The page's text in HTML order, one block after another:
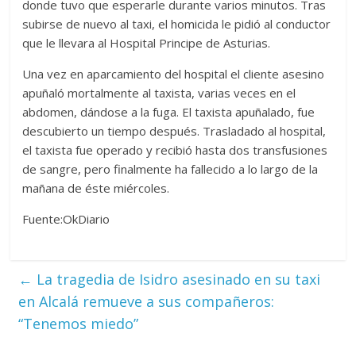
donde tuvo que esperarle durante varios minutos. Tras
subirse de nuevo al taxi, el homicida le pidió al conductor
que le llevara al Hospital Principe de Asturias.
Una vez en aparcamiento del hospital el cliente asesino
apuñaló mortalmente al taxista, varias veces en el
abdomen, dándose a la fuga. El taxista apuñalado, fue
descubierto un tiempo después. Trasladado al hospital,
el taxista fue operado y recibió hasta dos transfusiones
de sangre, pero finalmente ha fallecido a lo largo de la
mañana de éste miércoles.
Fuente:OkDiario
← La tragedia de Isidro asesinado en su taxi
en Alcalá remueve a sus compañeros:
“Tenemos miedo”